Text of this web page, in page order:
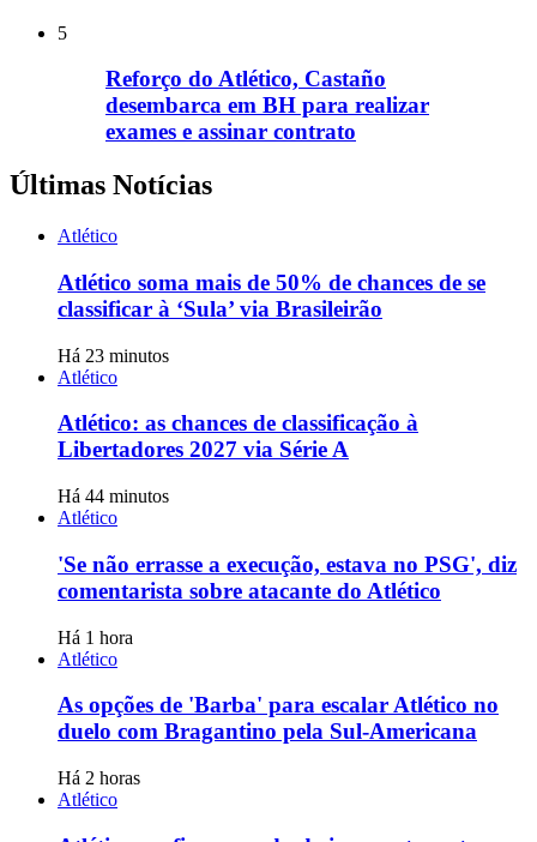
5
Reforço do Atlético, Castaño
desembarca em BH para realizar
exames e assinar contrato
Últimas Notícias
Atlético
Atlético soma mais de 50% de chances de se
classificar à ‘Sula’ via Brasileirão
Há 23 minutos
Atlético
Atlético: as chances de classificação à
Libertadores 2027 via Série A
Há 44 minutos
Atlético
'Se não errasse a execução, estava no PSG', diz
comentarista sobre atacante do Atlético
Há 1 hora
Atlético
As opções de 'Barba' para escalar Atlético no
duelo com Bragantino pela Sul-Americana
Há 2 horas
Atlético